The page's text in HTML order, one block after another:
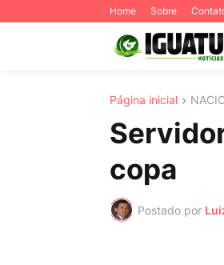
Home Sobre
Página inicial
copa
Postado por